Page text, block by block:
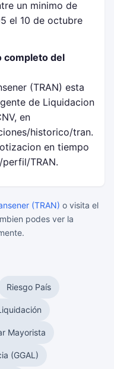
un minimo de
el 10 de octubre
completo del
(TRAN) esta
de Liquidacion
en
historico/tran.
en tiempo
TRAN.
(TRAN) o visita el
podes ver la
Riesgo País
Mayorista
(GGAL)